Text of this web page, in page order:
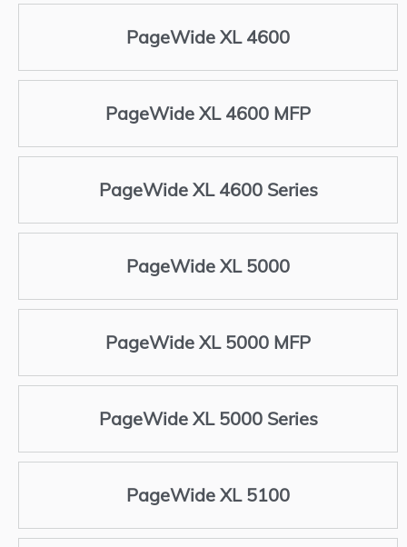
PageWide XL 4600
PageWide XL 4600 MFP
PageWide XL 4600 Series
PageWide XL 5000
PageWide XL 5000 MFP
PageWide XL 5000 Series
PageWide XL 5100